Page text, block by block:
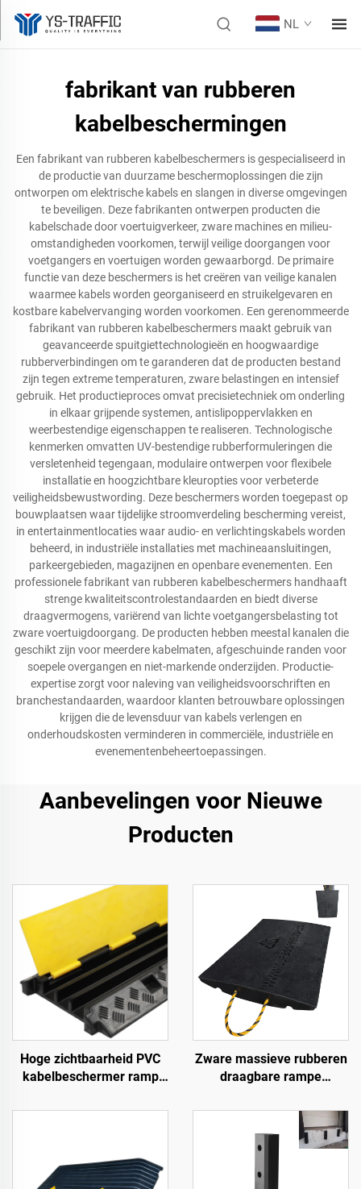
NL
fabrikant van rubberen
kabelbeschermingen
Een fabrikant van rubberen kabelbeschermers is gespecialiseerd in
de productie van duurzame beschermoplossingen die zijn
ontworpen om elektrische kabels en slangen in diverse omgevingen
te beveiligen. Deze fabrikanten ontwerpen producten die
kabelschade door voertuigverkeer, zware machines en milieu-
omstandigheden voorkomen, terwijl veilige doorgangen voor
voetgangers en voertuigen worden gewaarborgd. De primaire
functie van deze beschermers is het creëren van veilige kanalen
waarmee kabels worden georganiseerd en struikelgevaren en
kostbare kabelvervanging worden voorkomen. Een gerenommeerde
fabrikant van rubberen kabelbeschermers maakt gebruik van
geavanceerde spuitgiettechnologieën en hoogwaardige
rubberverbindingen om te garanderen dat de producten bestand
zijn tegen extreme temperaturen, zware belastingen en intensief
gebruik. Het productieproces omvat precisietechniek om onderling
in elkaar grijpende systemen, antislipoppervlakken en
weerbestendige eigenschappen te realiseren. Technologische
kenmerken omvatten UV-bestendige rubberformuleringen die
versletenheid tegengaan, modulaire ontwerpen voor flexibele
installatie en hoogzichtbare kleuropties voor verbeterde
veiligheidsbewustwording. Deze beschermers worden toegepast op
bouwplaatsen waar tijdelijke stroomverdeling bescherming vereist,
in entertainmentlocaties waar audio- en verlichtingskabels worden
beheerd, in industriële installaties met machineaansluitingen,
parkeergebieden, magazijnen en openbare evenementen. Een
professionele fabrikant van rubberen kabelbeschermers handhaaft
strenge kwaliteitscontrolestandaarden en biedt diverse
draagvermogens, variërend van lichte voetgangersbelasting tot
zware voertuigdoorgang. De producten hebben meestal kanalen die
geschikt zijn voor meerdere kabelmaten, afgeschuinde randen voor
soepele overgangen en niet-markende onderzijden. Productie-
expertise zorgt voor naleving van veiligheidsvoorschriften en
branchestandaarden, waardoor klanten betrouwbare oplossingen
krijgen die de levensduur van kabels verlengen en
onderhoudskosten verminderen in commerciële, industriële en
evenementenbeheertoepassingen.
Aanbevelingen voor Nieuwe
Producten
Hoge zichtbaarheid PVC
kabelbeschermer ramp
rubberen basis met
betere zichtbaarheid
Zware massieve rubberen
draagbare rampe
toegangsweg product voor
betere toegang tot wegen